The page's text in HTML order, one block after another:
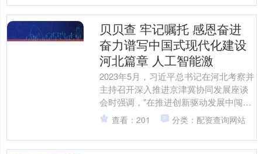
贝贝查 牢记嘱托 感恩奋进
奋力谱写中国式现代化建设
河北篇章 人工智能激
​2023年5月，习近平总书记在河北考察并
主持召开深入推进京津冀协同发展座谈
会时强调，"在推进创新驱动发展中闯出
新路子"。 牢记嘱托，感恩奋进，....
查看：201 分类：配资查询网站